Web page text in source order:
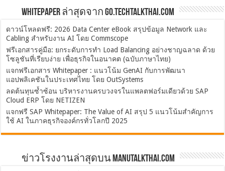
Whitepaper ล่าสุดจาก Go.TechTalkThai.com
ดาวน์โหลดฟรี: 2026 Data Center eBook สรุปข้อมูล Network และ
Cabling สำหรับงาน AI โดย Commscope
ฟรีเอกสารคู่มือ: ยกระดับการทำ Load Balancing อย่างชาญฉลาด ด้วย
โซลูชันที่เรียบง่าย เพื่อธุรกิจในอนาคต (ฉบับภาษาไทย)
แจกฟรีเอกสาร Whitepaper : แนวโน้ม GenAI กับการพัฒนา
แอปพลิเคชันในประเทศไทย โดย OutSystems
ลดต้นทุนซ้ำซ้อน บริหารงานครบวงจรในแพลตฟอร์มเดียวด้วย SAP
Cloud ERP โดย NETIZEN
แจกฟรี SAP Whitepaper: The Value of AI สรุป 5 แนวโน้มสำคัญการ
ใช้ AI ในภาคธุรกิจองค์กรทั่วโลกปี 2025
ข่าวโรงงานล่าสุดบน ManuTalkThai.com